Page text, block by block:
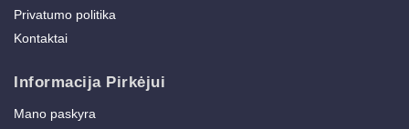
Privatumo politika
Kontaktai
Informacija Pirkėjui
Mano paskyra